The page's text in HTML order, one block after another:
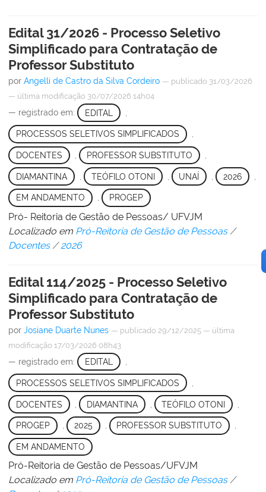
Edital 31/2026 - Processo Seletivo
Simplificado para Contratação de
Professor Substituto
por Angelli de Castro da Silva Cordeiro — publicado 31/03/2026
— última modificação 30/07/2026 14h04
— registrado em: EDITAL
PROCESSOS SELETIVOS SIMPLIFICADOS ,
DOCENTES PROFESSOR SUBSTITUTO
DIAMANTINA TEÓFILO OTONI UNAÍ , 2026
EM ANDAMENTO , PROGEP
Pró- Reitoria de Gestão de Pessoas/ UFVJM
Localizado em Pró-Reitoria de Gestão de Pessoas /
Docentes /2026
Edital 114/2025 - Processo Seletivo
Simplificado para Contratação de
Professor Substituto
por Josiane Duarte Nunes — publicado 29/12/2025 — última
modificação 17/03/2026 08h43
— registrado em: EDITAL
PROCESSOS SELETIVOS SIMPLIFICADOS
DOCENTES DIAMANTINA TEÓFILO OTONI
PROGEP , 2025 , PROFESSOR SUBSTITUTO ,
EM ANDAMENTO
Pró-Reitoria de Gestão de Pessoas/UFVJM
Localizado em Pró-Reitoria de Gestão de Pessoas /